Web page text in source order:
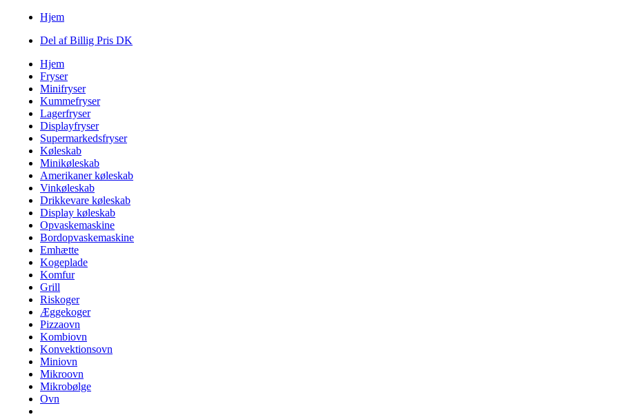
Hjem
Del af Billig Pris DK
Hjem
Fryser
Minifryser
Kummefryser
Lagerfryser
Displayfryser
Supermarkedsfryser
Køleskab
Minikøleskab
Amerikaner køleskab
Vinkøleskab
Drikkevare køleskab
Display køleskab
Opvaskemaskine
Bordopvaskemaskine
Emhætte
Kogeplade
Komfur
Grill
Riskoger
Æggekoger
Pizzaovn
Kombiovn
Konvektionsovn
Miniovn
Mikroovn
Mikrobølge
Ovn